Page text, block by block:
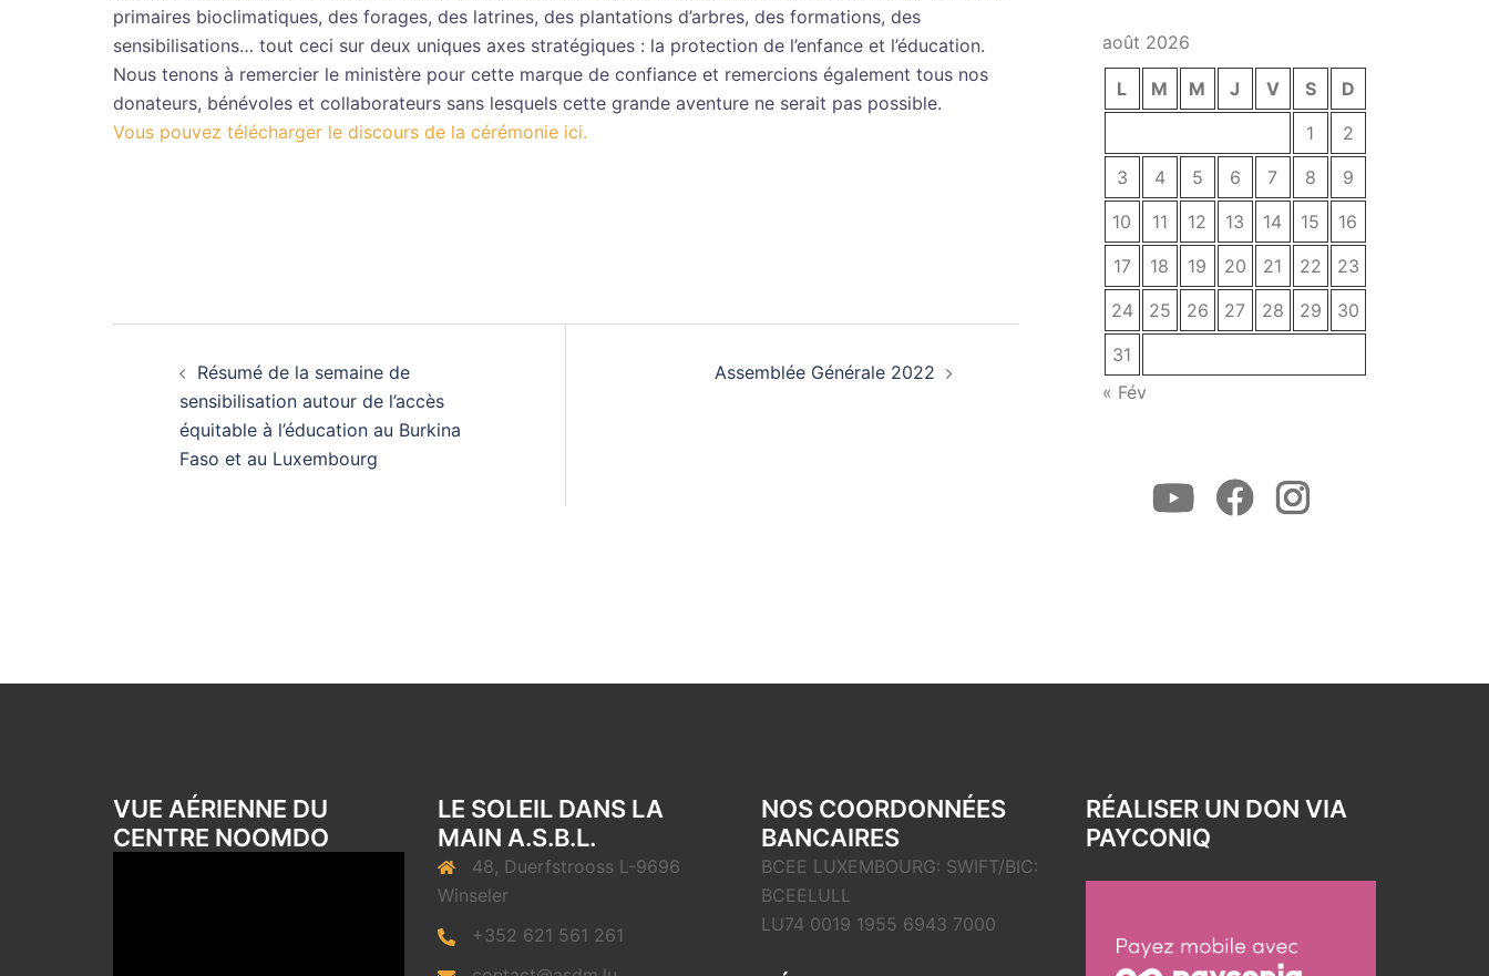
primaires bioclimatiques, des forages, des latrines, des plantations d’arbres, des formations, des
sensibilisations… tout ceci sur deux uniques axes stratégiques : la protection de l’enfance et l’éducation.
Nous tenons à remercier le ministère pour cette marque de confiance et remercions également tous nos
donateurs, bénévoles et collaborateurs sans lesquels cette grande aventure ne serait pas possible.
Vous pouvez télécharger le discours de la cérémonie ici.
Navigation
d’article
Résumé de la semaine de
sensibilisation autour de l’accès
équitable à l’éducation au Burkina
Faso et au Luxembourg
Assemblée Générale 2022
août 2026
L M M J V S
D
1
2
3
4 5 6 7 8
9
10
11 12 13 14 15
16
17
18 19 20 21 22
23
24
25 26 27 28 29
30
31
« Fév
YoutubeFacebookInstagram
VUE AÉRIENNE DU
CENTRE NOOMDO
LE SOLEIL DANS LA
MAIN A.S.B.L.
48, Duerfstrooss L-9696
Winseler
+352 621 561 261
NOS COORDONNÉES
BANCAIRES
BCEE LUXEMBOURG: SWIFT/BIC:
BCEELULL
LU74 0019 1955 6943 7000
RÉALISER UN DON VIA
PAYCONIQ